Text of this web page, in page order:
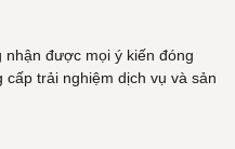
được mọi ý kiến đóng
trải nghiệm dịch vụ và sản